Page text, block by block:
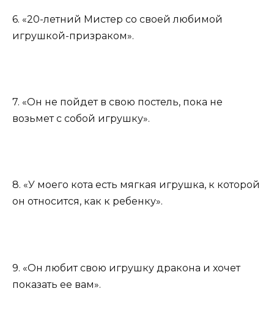
6. «20-летний Мистер со своей любимой
игрушкой-призраком».
7. «Он не пойдет в свою постель, пока не
возьмет с собой игрушку».
8. «У моего кота есть мягкая игрушка, к которой
он относится, как к ребенку».
9. «Он любит свою игрушку дракона и хочет
показать ее вам».